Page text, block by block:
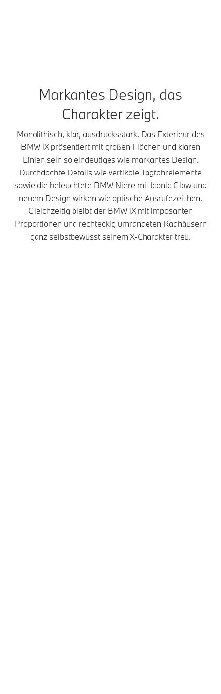
Markantes Design, das
Charakter zeigt.
Monolithisch, klar, ausdrucksstark. Das Exterieur des
BMW iX präsentiert mit großen Flächen und klaren
Linien sein so eindeutiges wie markantes Design.
Durchdachte Details wie vertikale Tagfahrelemente
sowie die beleuchtete BMW Niere mit Iconic Glow und
neuem Design wirken wie optische Ausrufezeichen.
Gleichzeitig bleibt der BMW iX mit imposanten
Proportionen und rechteckig umrandeten Radhäusern
ganz selbstbewusst seinem X-Charakter treu.